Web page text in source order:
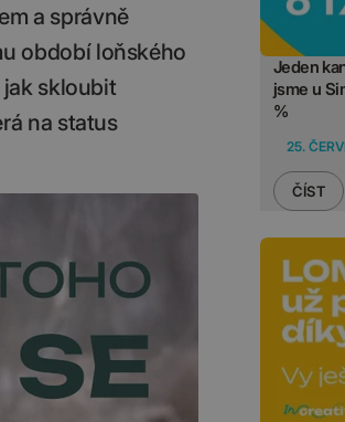
a správně
období loňského
skloubit
na status
Jeden
jsme u
%
25.
ČÍST